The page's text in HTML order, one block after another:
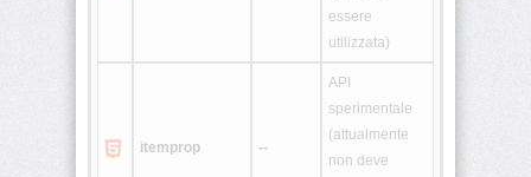
essere
utilizzata)
itemprop --
API
sperimentale
(attualmente
non deve